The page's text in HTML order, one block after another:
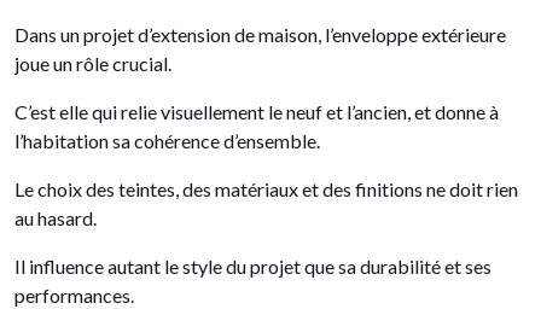
Dans un projet d’extension de maison, l’enveloppe extérieure
joue un rôle crucial.
C’est elle qui relie visuellement le neuf et l’ancien, et donne à
l’habitation sa cohérence d’ensemble.
Le choix des teintes, des matériaux et des finitions ne doit rien
au hasard.
Il influence autant le style du projet que sa durabilité et ses
performances.